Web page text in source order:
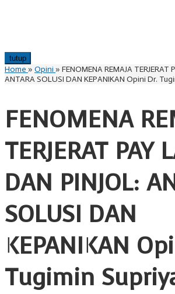
tutup
Home » Opini » FENOMENA REMAJA TERJERAT
ANTARA SOLUSI DAN KEPANIKAN Opini Dr.
FENOMENA
TERJERAT PAY
DAN PINJOL:
SOLUSI DAN
KEPANIKAN
Tugimin